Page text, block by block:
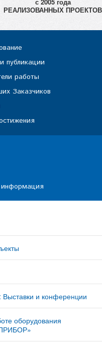
РЕАЛИЗОВАННЫХ ПРОЕКТОВ
публикации
работы
Заказчиков
информация
Выставки и конференции
оборудования